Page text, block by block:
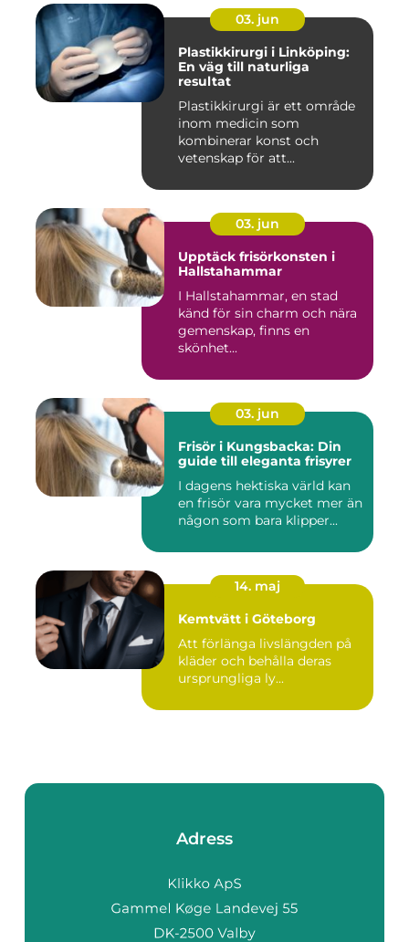
03. jun
Plastikkirurgi i Linköping:
En väg till naturliga
resultat
Plastikkirurgi är ett område
inom medicin som
kombinerar konst och
vetenskap för att...
03. jun
Upptäck frisörkonsten i
Hallstahammar
I Hallstahammar, en stad
känd för sin charm och nära
gemenskap, finns en
skönhet...
03. jun
Frisör i Kungsbacka: Din
guide till eleganta frisyrer
I dagens hektiska värld kan
en frisör vara mycket mer än
någon som bara klipper...
14. maj
Kemtvätt i Göteborg
Att förlänga livslängden på
kläder och behålla deras
ursprungliga ly...
Adress